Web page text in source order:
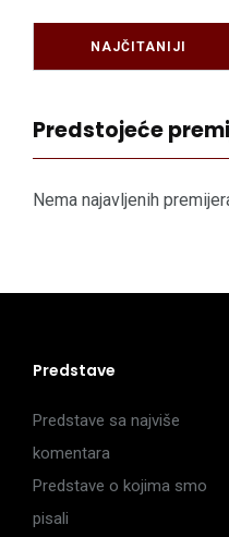
NAJČITANIJI
Predstojeće
Nema najavljenih
Predstave
Predstave sa najviše
komentara
Predstave o kojima smo
pisali